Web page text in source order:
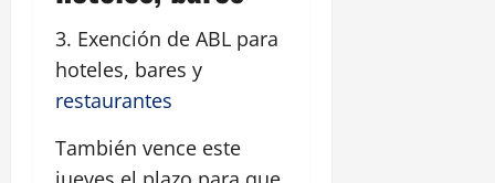
3. Exención de ABL para
hoteles, bares y
restaurantes
También vence este